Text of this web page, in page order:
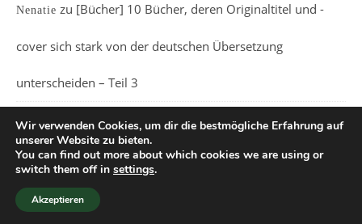
Nenatie zu [Bücher] 10 Bücher, deren Originaltitel und -
cover sich stark von der deutschen Übersetzung
unterscheiden – Teil 3
Wir verwenden Cookies, um dir die bestmögliche Erfahrung auf
unserer Website zu bieten.
You can find out more about which cookies we are using or
switch them off in settings.
Akzeptieren